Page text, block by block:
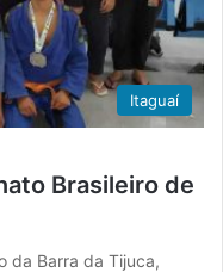
Itaguaí
Brasileiro de
da Barra da Tijuca,